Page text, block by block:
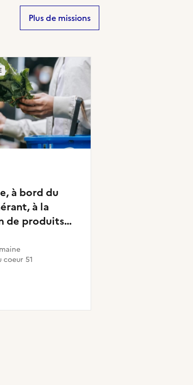
Plus de missions
à bord du
à la
de produits
aux
coeur 51